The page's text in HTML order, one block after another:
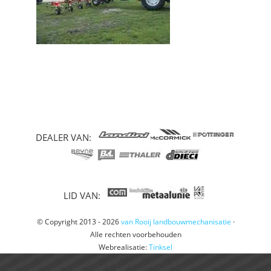
DEALER VAN:
LID VAN:
© Copyright 2013 - 2026van Rooij landbouwmechanisatie ·
Alle rechten voorbehouden
Webrealisatie:Tinksel